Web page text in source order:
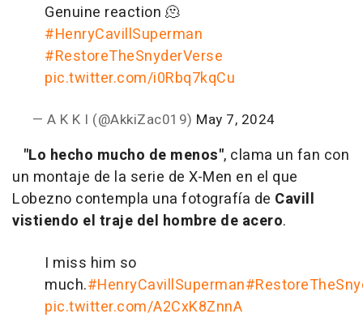
Genuine reaction 🫠
#HenryCavillSuperman
#RestoreTheSnyderVerse
pic.twitter.com/i0Rbq7kqCu
— A K K I (@AkkiZac019) May 7, 2024
"Lo hecho mucho de menos", clama un fan con
un montaje de la serie de X-Men en el que
Lobezno contempla una fotografía de Cavill
vistiendo el traje del hombre de acero.
I miss him so
much.#HenryCavillSuperman
pic.twitter.com/A2CxK8ZnnA